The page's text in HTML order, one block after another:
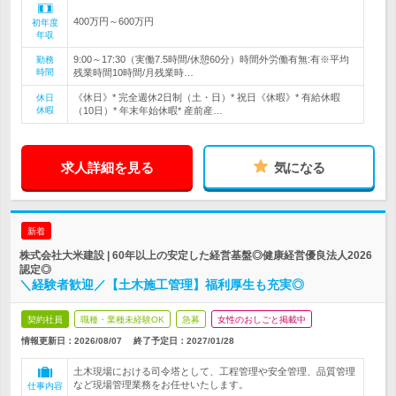
初年度
年収
400万円～600万円
勤務
時間
9:00～17:30（実働7.5時間/休憩60分）時間外労働有無:有※平均
残業時間10時間/月残業時…
休日
休暇
《休日》* 完全週休2日制（土・日）* 祝日《休暇》* 有給休暇
（10日）* 年末年始休暇* 産前産…
求人詳細を見る 気になる
新着
株式会社大米建設 | 60年以上の安定した経営基盤◎健康経営優良法人2026
認定◎
＼経験者歓迎／【土木施工管理】福利厚生も充実◎
契約社員 職種・業種未経験OK 急募 女性のおしごと掲載中
情報更新日：2026/08/07 終了予定日： 2027/01/28
仕事内容
土木現場における司令塔として、工程管理や安全管理、品質管理
など現場管理業務をお任せいたします。